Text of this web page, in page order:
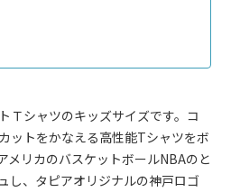
Ｔシャツのキッズサイズです。コ
ットをかなえる高性能Tシャツをボ
メリカのバスケットボールNBAのと
し、タピアオリジナルの神戸ロゴ